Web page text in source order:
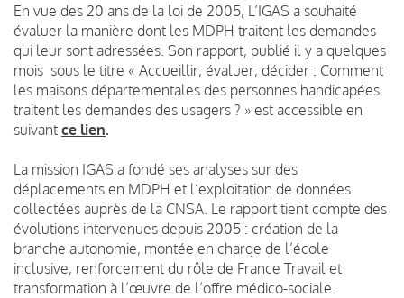
En vue des 20 ans de la loi de 2005, L’IGAS a souhaité
évaluer la manière dont les MDPH traitent les demandes
qui leur sont adressées. Son rapport, publié il y a quelques
mois sous le titre « Accueillir, évaluer, décider : Comment
les maisons départementales des personnes handicapées
traitent les demandes des usagers ? » est accessible en
suivant ce lien.
La mission IGAS a fondé ses analyses sur des
déplacements en MDPH et l’exploitation de données
collectées auprès de la CNSA. Le rapport tient compte des
évolutions intervenues depuis 2005 : création de la
branche autonomie, montée en charge de l’école
inclusive, renforcement du rôle de France Travail et
transformation à l’œuvre de l’offre médico-sociale.